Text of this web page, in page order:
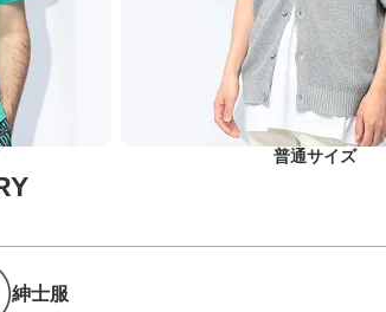
普通サイズ
紳士服